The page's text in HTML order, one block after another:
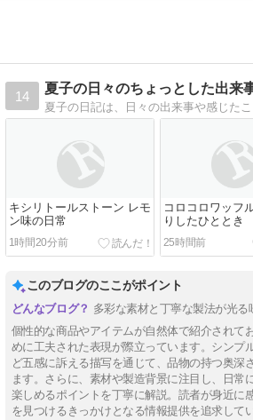
14
夏子の日々のちょっとした出来
キシリトールストーン レモ
ン味の日常
1時間20分前
コロコロワッフ
りしたひととき
25時間前
このブログのここがポイント
多彩な素材と丁寧な製法が光る
個性的な商品やアイテムが自然体で紹介されて
めに工夫された表現が際立っています。シンプ
ど五感に訴える描写を通じて、品物の持つ奥深
ます。さらに、素材や製造背景に注目し、日常
楽しめるポイントを丁寧に解説。読者が身近に
を見つけるきっかけとなる情報提供を追求してい